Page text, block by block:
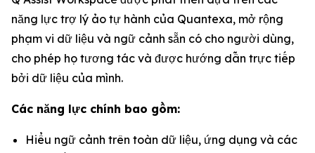
năng lực trợ lý ảo tự hành của Quantexa, mở rộng
phạm vi dữ liệu và ngữ cảnh sẵn có cho người dùng,
cho phép họ tương tác và được hướng dẫn trực tiếp
bởi dữ liệu của mình.
Các năng lực chính bao gồm:
Hiểu ngữ cảnh trên toàn dữ liệu, ứng dụng và các